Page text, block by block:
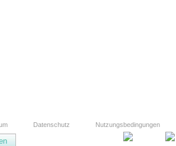
Datenschutz Nutzungsbedingungen